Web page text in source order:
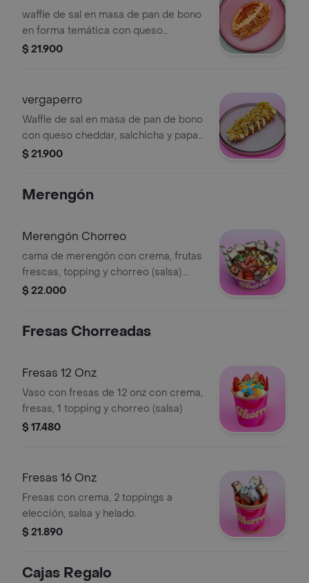
waffle de sal en masa de pan de bono
en forma temática con queso
cheddar, salchicha y papas.
$ 21.900
vergaperro
Waffle de sal en masa de pan de bono
con queso cheddar, salchicha y papas
en forma temática.
$ 21.900
Merengón
Merengón Chorreo
cama de merengón con crema, frutas
frescas, topping y chorreo (salsa).
Decorado con barquillo.
$ 22.000
Fresas Chorreadas
Fresas 12 Onz
Vaso con fresas de 12 onz con crema,
fresas, 1 topping y chorreo (salsa)
$ 17.480
Fresas 16 Onz
Fresas con crema, 2 toppings a
elección, salsa y helado.
$ 21.890
Cajas Regalo